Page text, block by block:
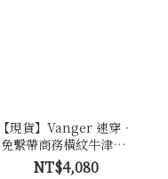
【現貨】Vanger 速穿．
免繫帶商務橫紋牛津鞋-
Va273黑
NT$4,080